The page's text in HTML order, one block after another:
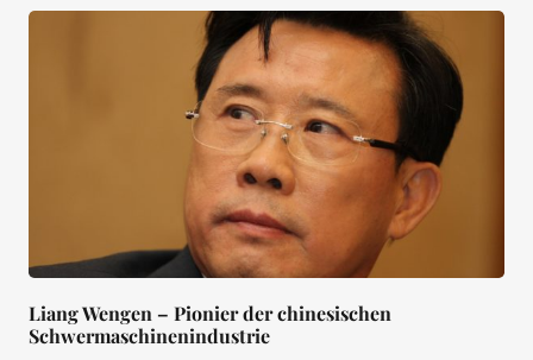
Liang Wengen – Pionier der chinesischen
Schwermaschinenindustrie